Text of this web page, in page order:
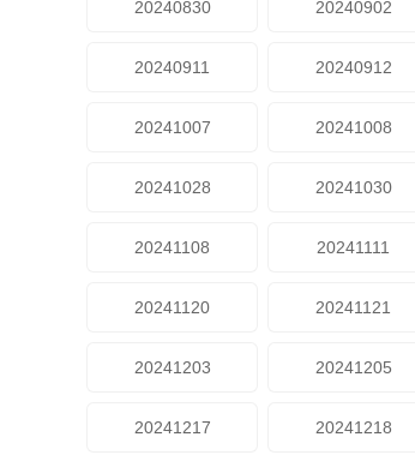
20240830 20240902
20240911 20240912
20241007 20241008
20241028 20241030
20241108 20241111
20241120 20241121
20241203 20241205
20241217 20241218